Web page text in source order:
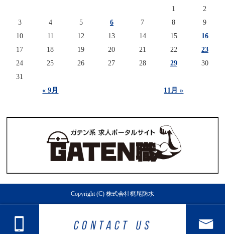
« 9月 11月 »
1
2
3
4 5 6 7 8
9
10
11 12 13 14 15
16
17
18 19 20 21 22
23
24
25 26 27 28 29
30
31
Copyright (C) 株式会社梶尾防水